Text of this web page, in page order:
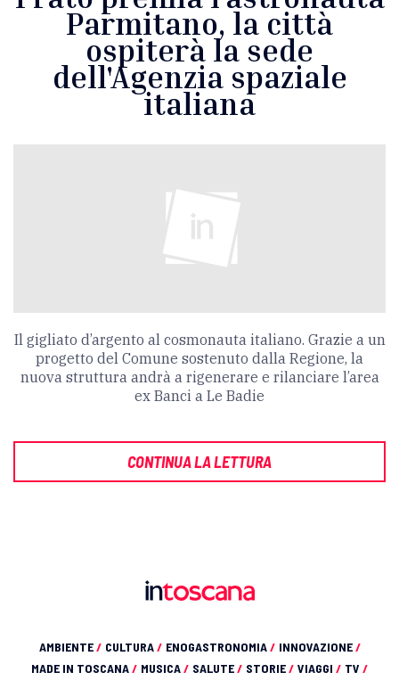
Parmitano, la città
ospiterà la sede
dell'Agenzia spaziale
italiana
Il gigliato d’argento al cosmonauta italiano. Grazie a un
progetto del Comune sostenuto dalla Regione, la
nuova struttura andrà a rigenerare e rilanciare l’area
ex Banci a Le Badie
CONTINUA LA LETTURA
AMBIENTE/ CULTURA/ ENOGASTRONOMIA/ INNOVAZIONE/
MADE IN TOSCANA/ MUSICA/ SALUTE/ STORIE/ VIAGGI / TV /